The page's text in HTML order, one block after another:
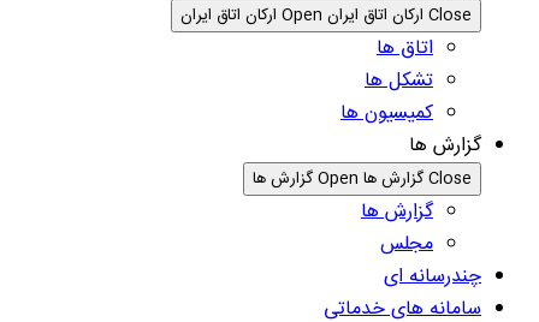
Close ارکان اتاق ایران Open ارکان اتاق ایران
اتاق ها
تشکل ها
کمیسیون ها
گزارش ها
Close گزارش ها Open گزارش ها
گزارش ها
مجلس
چندرسانه ای
سامانه های خدماتی